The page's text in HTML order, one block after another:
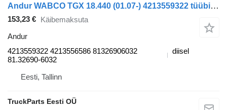
Andur WABCO TGX 18.440 (01.07-) 4213559322 tüübi jaoks sadulveoki MAN TGL, TGM, TGS, TGX (2005-2021)
153,23 € Käibemaksuta
Andur
4213559322 4213556586 81326906032
81.32690-6032
diisel
Eesti, Tallinn
TruckParts Eesti OÜ